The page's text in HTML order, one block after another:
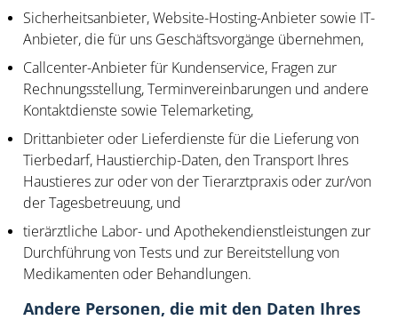
Sicherheitsanbieter, Website-Hosting-Anbieter sowie IT-
Anbieter, die für uns Geschäftsvorgänge übernehmen,
Callcenter-Anbieter für Kundenservice, Fragen zur
Rechnungsstellung, Terminvereinbarungen und andere
Kontaktdienste sowie Telemarketing,
Drittanbieter oder Lieferdienste für die Lieferung von
Tierbedarf, Haustierchip-Daten, den Transport Ihres
Haustieres zur oder von der Tierarztpraxis oder zur/von
der Tagesbetreuung, und
tierärztliche Labor- und Apothekendienstleistungen zur
Durchführung von Tests und zur Bereitstellung von
Medikamenten oder Behandlungen.
Andere Personen, die mit den Daten Ihres